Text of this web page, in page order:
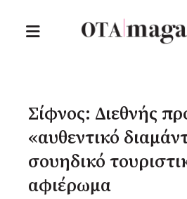
Σίφνος: Διεθνής
«αυθεντικό
σουηδικό
αφιέρωμα